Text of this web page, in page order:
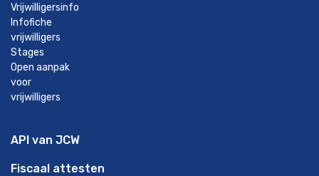
Vrijwilligersinfo
Infofiche
vrijwilligers
Stages
Open aanpak
voor
vrijwilligers
API van JCW
Fiscaal attesten